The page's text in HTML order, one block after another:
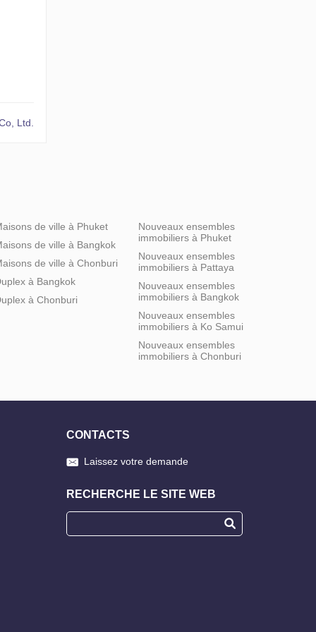
Ltd.
de ville à Phuket
de ville à Bangkok
de ville à Chonburi
à Bangkok
à Chonburi
Nouveaux ensembles
immobiliers à Phuket
Nouveaux ensembles
immobiliers à Pattaya
Nouveaux ensembles
immobiliers à Bangkok
Nouveaux ensembles
immobiliers à Ko Samui
Nouveaux ensembles
immobiliers à Chonburi
CONTACTS
Laissez votre demande
RECHERCHE LE SITE WEB